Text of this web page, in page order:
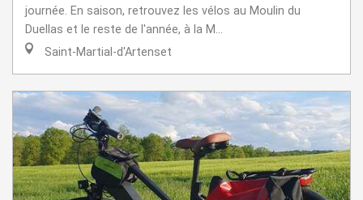
journée. En saison, retrouvez les vélos au Moulin du
Duellas et le reste de l'année, à la M...
Saint-Martial-d'Artenset